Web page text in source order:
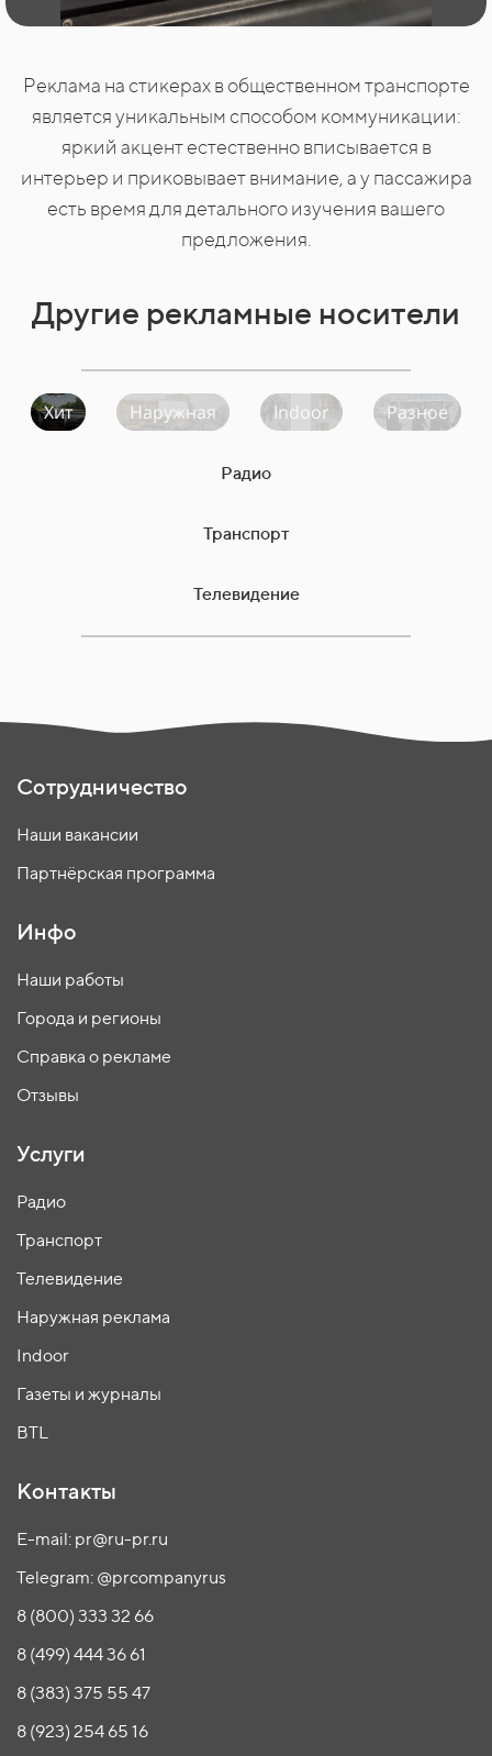
Реклама на стикерах в общественном транспорте
является уникальным способом коммуникации:
яркий акцент естественно вписывается в
интерьер и приковывает внимание, а у пассажира
есть время для детального изучения вашего
предложения.
Другие рекламные носители
Хит Наружная Indoor Разное
Радио
Транспорт
Телевидение
Сотрудничество
Наши вакансии
Партнёрская программа
Инфо
Наши работы
Города и регионы
Справка о рекламе
Отзывы
Услуги
Радио
Транспорт
Телевидение
Наружная реклама
Indoor
Газеты и журналы
BTL
Контакты
E-mail: pr@ru-pr.ru
Telegram: @prcompanyrus
8 (800) 333 32 66
8 (499) 444 36 61
8 (383) 375 55 47
8 (923) 254 65 16